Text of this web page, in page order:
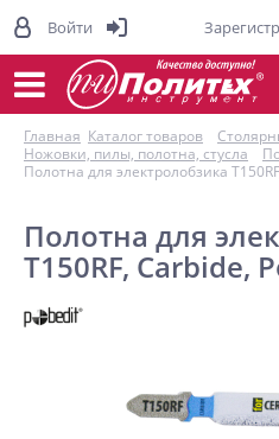
Главная Каталог товаров
Ножовки, пилы, полотна, стусла
Полотна для электролобзика
Полотна для
T150RF, Carbide,
Войти